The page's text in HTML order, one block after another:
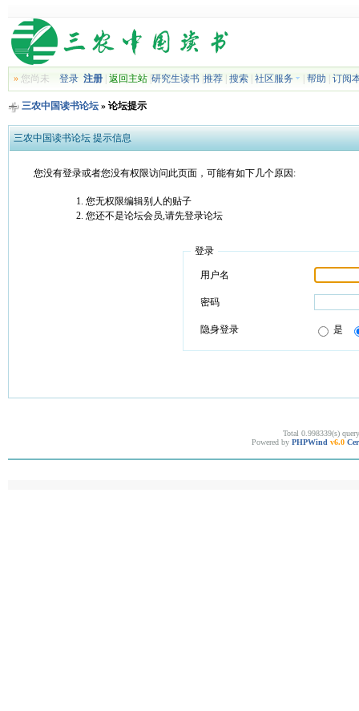
»您尚未 登录 注册| 返回主站| 研究生读书| 推荐| 搜索| 社区服务 帮助 订阅
三农中国读书论坛» 论坛提示
三农中国读书论坛 提示信息
您没有登录或者您没有权限访问此页面，可能有如下几个原因:
您无权限编辑别人的贴子
您还不是论坛会员,请先登录论坛
登录
用户名
密码
隐身登录 是
Total 0.998339(s)
Powered by PHPWind v6.0